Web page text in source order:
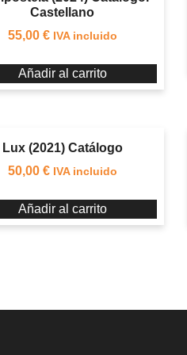
Castellano
55,00 € IVA incluido
Añadir al carrito
Lux (2021) Catálogo
50,00 € IVA incluido
Añadir al carrito